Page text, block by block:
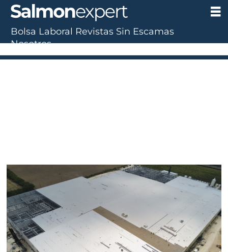
Tag:
salmonicultor
Bolsa Laboral Revistas Sin Escamas
Nosotros